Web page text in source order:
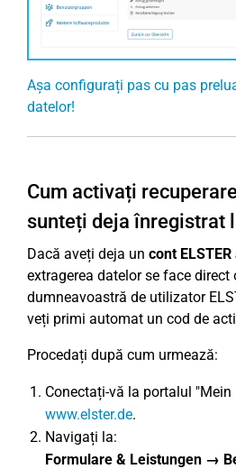
Așa configurați pas cu pas
datelor!
Cum activați
sunteți deja înregistrat
Dacă aveți deja un cont
extragerea datelor se face direct
dumneavoastră de utilizator
veți primi automat un cod de
Procedați după cum urmează:
Conectați-vă la portalul "Mein
www.elster.de.
Navigați la:
Formulare & Leistungen →